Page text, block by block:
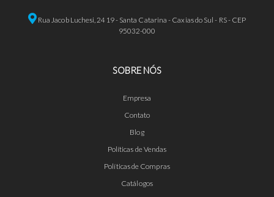
Rua Jacob Luchesi, 2419 - Santa Catarina - Caxias do Sul - RS - CEP
95032-000
SOBRE NÓS
Empresa
Contato
Blog
Políticas de Vendas
Políticas de Compras
Catálogos